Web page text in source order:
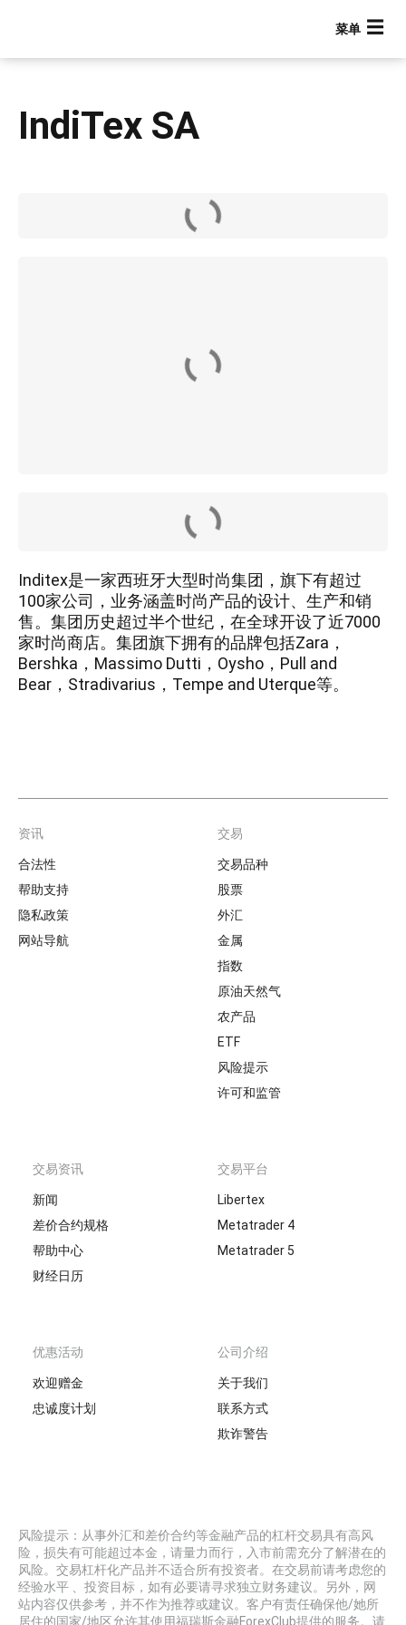
IndiTex SA
Inditex是一家西班牙大型时尚集团，旗下有超过
100家公司，业务涵盖时尚产品的设计、生产和销
售。集团历史超过半个世纪，在全球开设了近7000
家时尚商店。集团旗下拥有的品牌包括Zara，
Bershka，Massimo Dutti，Oysho，Pull and
Bear，Stradivarius，Tempe and Uterque等。
Footer
资讯
合法性
帮助支持
隐私政策
网站导航
交易
交易品种
股票
外汇
金属
指数
原油天然气
农产品
ETF
风险提示
许可和监管
交易资讯
新闻
差价合约规格
帮助中心
财经日历
交易平台
Libertex
Metatrader 4
Metatrader 5
优惠活动
欢迎赠金
忠诚度计划
公司介绍
关于我们
联系方式
欺诈警告
风险提示：从事外汇和差价合约等金融产品的杠杆交易具有高风
险，损失有可能超过本金，请量力而行，入市前需充分了解潜在的
风险。交易杠杆化产品并不适合所有投资者。在交易前请考虑您的
经验水平 、投资目标，如有必要请寻求独立财务建议。另外，网
站内容仅供参考，并不作为推荐或建议。客户有责任确保他/她所
居住的国家/地区允许其使用福瑞斯金融ForexClub提供的服务。请